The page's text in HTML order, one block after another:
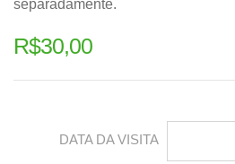
separadamente.
R$30,00
DATA DA VISITA